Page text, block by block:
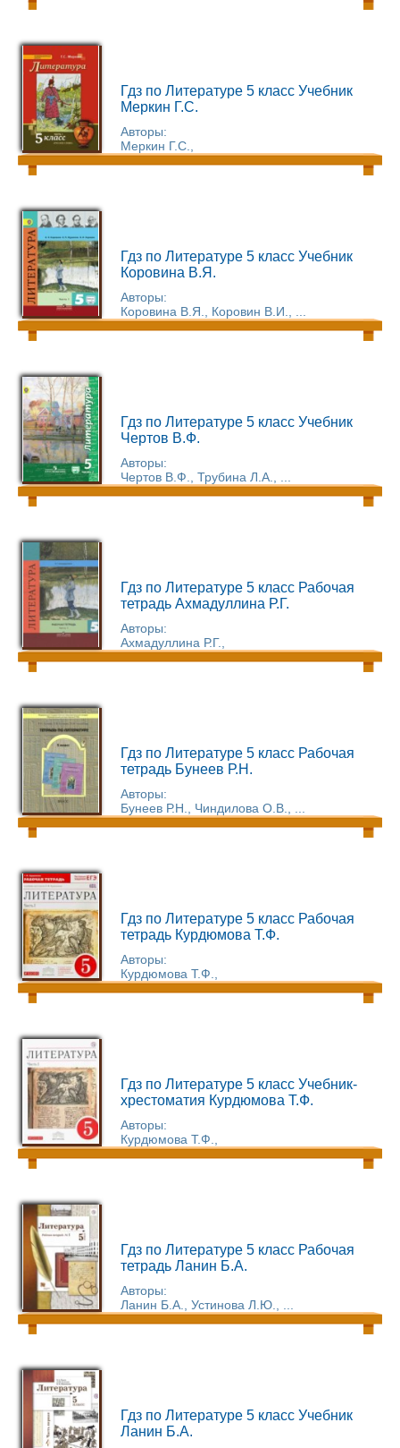
Гдз по Литературе 5 класс Учебник
Меркин Г.С.
Авторы:
Меркин Г.С.,
Гдз по Литературе 5 класс Учебник
Коровина В.Я.
Авторы:
Коровина В.Я., Коровин В.И., ...
Гдз по Литературе 5 класс Учебник
Чертов В.Ф.
Авторы:
Чертов В.Ф., Трубина Л.А., ...
Гдз по Литературе 5 класс Рабочая
тетрадь Ахмадуллина Р.Г.
Авторы:
Ахмадуллина Р.Г.,
Гдз по Литературе 5 класс Рабочая
тетрадь Бунеев Р.Н.
Авторы:
Бунеев Р.Н., Чиндилова О.В., ...
Гдз по Литературе 5 класс Рабочая
тетрадь Курдюмова Т.Ф.
Авторы:
Курдюмова Т.Ф.,
Гдз по Литературе 5 класс Учебник-
хрестоматия Курдюмова Т.Ф.
Авторы:
Курдюмова Т.Ф.,
Гдз по Литературе 5 класс Рабочая
тетрадь Ланин Б.А.
Авторы:
Ланин Б.А., Устинова Л.Ю., ...
Гдз по Литературе 5 класс Учебник
Ланин Б.А.